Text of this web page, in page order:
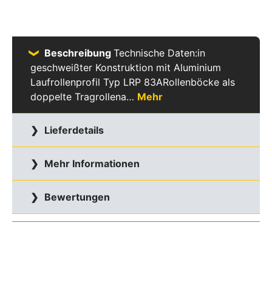
Beschreibung Technische Daten:in
geschweißter Konstruktion mit Aluminium
Laufrollenprofil Typ LRP 83ARollenböcke als
doppelte Tragrollena… Mehr
Lieferdetails
Mehr Informationen
Bewertungen